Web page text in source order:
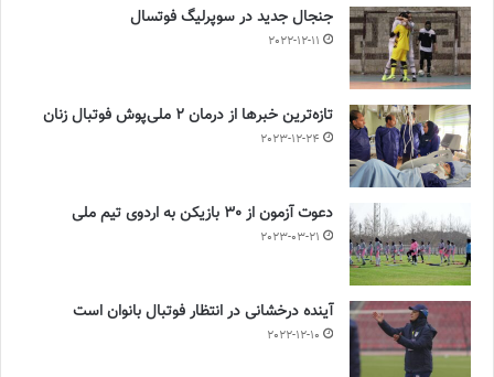
جنجال جدید در سوپرلیگ فوتسال
2022-12-11
تازه‌ترین خبرها از درمان ۲ ملی‌پوش فوتبال زنان
2023-12-24
دعوت آزمون از 30 بازیکن به اردوی تیم ملی
2023-03-21
آینده درخشانی در انتظار فوتبال بانوان است
2022-12-10